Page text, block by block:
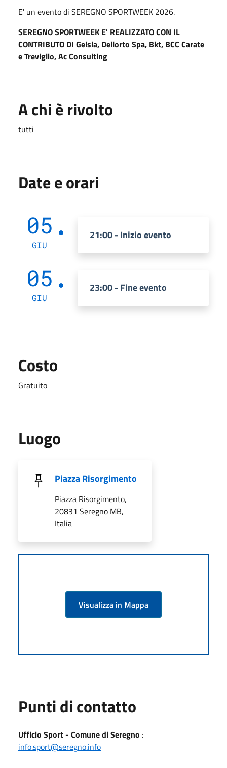
E' un evento di SEREGNO SPORTWEEK 2026.
SEREGNO SPORTWEEK E' REALIZZATO CON IL
CONTRIBUTO DI Gelsia, Dellorto Spa, Bkt, BCC Carate
e Treviglio, Ac Consulting
A chi è rivolto
tutti
Date e orari
05
GIU
21:00 - Inizio evento
05
GIU
23:00 - Fine evento
Costo
Gratuito
Luogo
Piazza Risorgimento
Piazza Risorgimento,
20831 Seregno MB,
Italia
Visualizza in Mappa
Punti di contatto
Ufficio Sport - Comune di Seregno :
info.sport@seregno.info